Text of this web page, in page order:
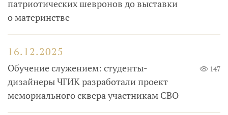
патриотических шевронов до выставки
о материнстве
16.12.2025
Обучение служением: студенты-
дизайнеры ЧГИК разработали проект
мемориального сквера участникам СВО
147